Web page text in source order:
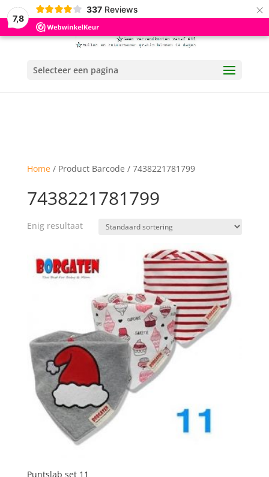
7,8
337 Reviews ×
Selecteer een pagina
Home/ Product Barcode / 7438221781799
7438221781799
Enig resultaat
Puntslab set 11